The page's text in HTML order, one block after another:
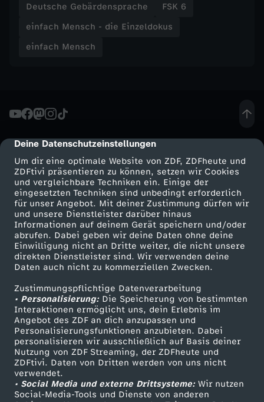
cmp-dialog-description
Deine Datenschutzeinstellungen
Um dir eine optimale Website von ZDF, ZDFheute und
ZDFtivi präsentieren zu können, setzen wir Cookies
und vergleichbare Techniken ein. Einige der
eingesetzten Techniken sind unbedingt erforderlich
für unser Angebot. Mit deiner Zustimmung dürfen wir
und unsere Dienstleister darüber hinaus
Informationen auf deinem Gerät speichern und/oder
abrufen. Dabei geben wir deine Daten ohne deine
Einwilligung nicht an Dritte weiter, die nicht unsere
direkten Dienstleister sind. Wir verwenden deine
Daten auch nicht zu kommerziellen Zwecken.
Zustimmungspflichtige Datenverarbeitung
• Personalisierung:Die Speicherung von bestimmten
Interaktionen ermöglicht uns, dein Erlebnis im
Angebot des ZDF an dich anzupassen und
Personalisierungsfunktionen anzubieten. Dabei
personalisieren wir ausschließlich auf Basis deiner
Nutzung von ZDF Streaming, der ZDFheute und
ZDFtivi. Daten von Dritten werden von uns nicht
verwendet.
• Social Media und externe Drittsysteme:Wir nutzen
Social-Media-Tools und Dienste von anderen
o
k
s
-
M
a
r
t
i
n
B
ü
h
Deutsche Gebärdensprache
FSK 6
einfach Mensch - die Einzeldokus
einfach Mensch
Mehr ZDF
ZDF-Apps
Smart TV
ZDFtext
Livestreams
Sendungen A-Z
TV-Programm
Service
ZDFmitreden
Kontakt zum ZDF
Tickets
Zuschauerservice
Hilfe
ZDF Unternehmen